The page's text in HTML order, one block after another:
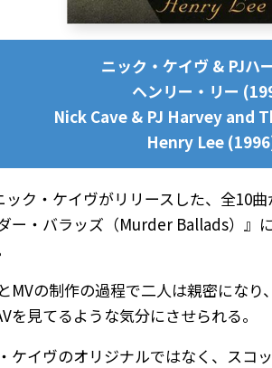
ニック・ケイヴ & PJハ
ヘンリー・リー
Nick Cave & PJ Harvey and
Henry Lee
ック・ケイヴがリリースした、全10
ー・バラッズ（Murder Ballads）』
MVの制作の過程で二人は親密にな
を見てるような気分にさせられる。
ケイヴのオリジナルではなく、スコ